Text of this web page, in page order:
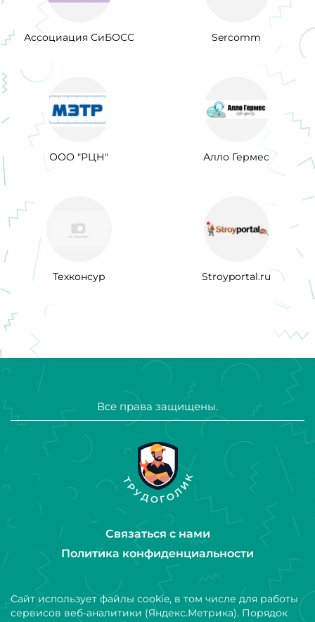
Ассоциация СиБОСС Sercomm
ООО "РЦН" Алло Гермес
Техконсур Stroyportal.ru
Все права защищены.
Связаться с нами
Политика конфиденциальности
Сайт использует файлы cookie, в том числе для работы
сервисов веб-аналитики (Яндекс.Метрика). Порядок